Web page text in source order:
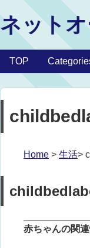
ネット
TOP
Home > 生活>
赤ちゃんの関